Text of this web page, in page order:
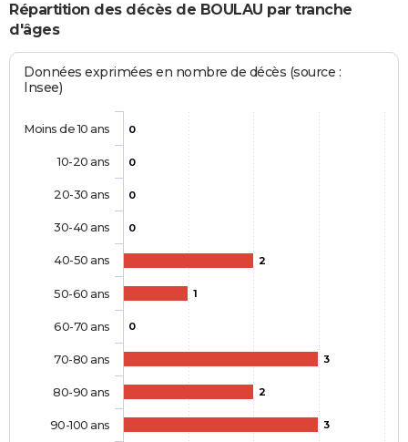
Répartition des décès de BOULAU par tranche
d'âges
Données exprimées en nombre de décès (source :
Insee)
0
0
0
0
2
1
0
3
2
3
Moins de 10 ans
10-20 ans
20-30 ans
30-40 ans
40-50 ans
50-60 ans
60-70 ans
70-80 ans
80-90 ans
90-100 ans